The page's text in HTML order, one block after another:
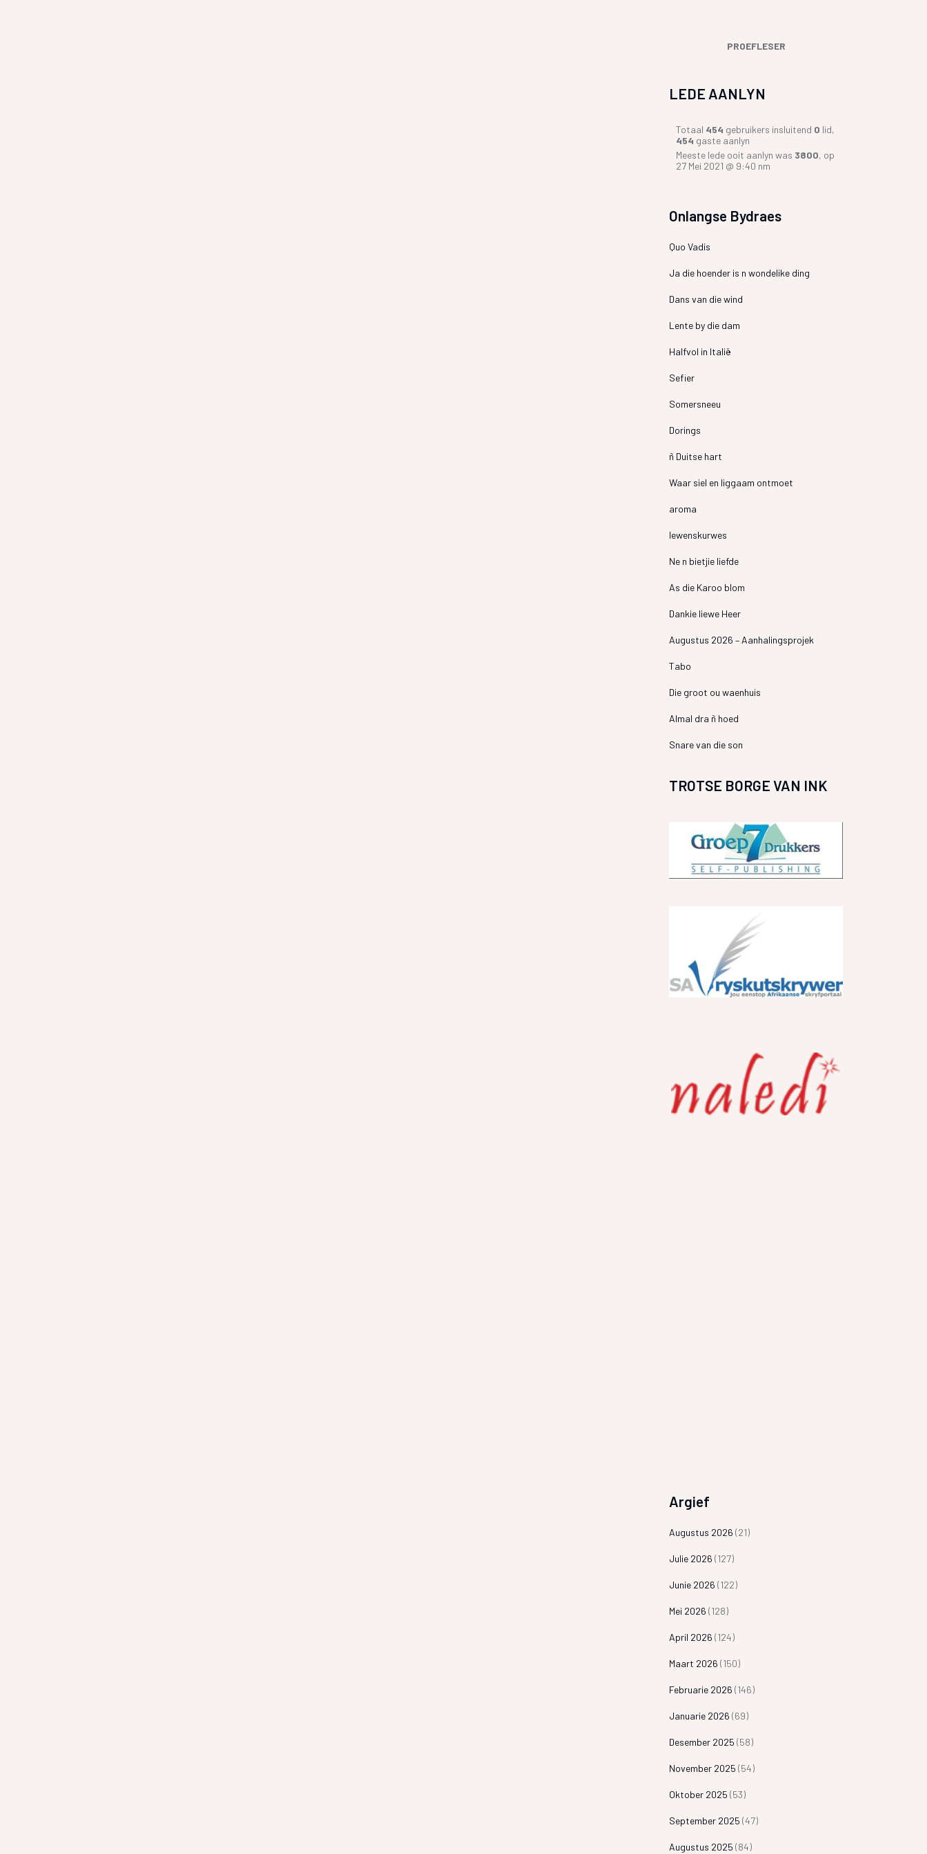
PROEFLESER
LEDE AANLYN
Totaal 454 gebruikers insluitend 0 lid,
454 gaste aanlyn
Meeste lede ooit aanlyn was 3800, op
27 Mei 2021 @ 9:40 nm
Onlangse Bydraes
Quo Vadis
Ja die hoender is n wondelike ding
Dans van die wind
Lente by die dam
Halfvol in Italië
Sefier
Somersneeu
Dorings
ñ Duitse hart
Waar siel en liggaam ontmoet
aroma
lewenskurwes
Ne n bietjie liefde
As die Karoo blom
Dankie liewe Heer
Augustus 2026 – Aanhalingsprojek
Tabo
Die groot ou waenhuis
Almal dra ñ hoed
Snare van die son
TROTSE BORGE VAN INK
Argief
Augustus 2026 (21)
Julie 2026 (127)
Junie 2026 (122)
Mei 2026 (128)
April 2026 (124)
Maart 2026 (150)
Februarie 2026 (146)
Januarie 2026 (69)
Desember 2025 (58)
November 2025 (54)
Oktober 2025 (53)
September 2025 (47)
Augustus 2025 (84)